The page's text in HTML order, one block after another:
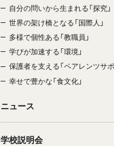
自分の問いから生まれる「探究」
世界の架け橋となる「国際人」
多様で個性ある「教職員」
学びが加速する「環境」
保護者を支える「ペアレンツサポ
幸せで豊かな「食文化」
ニュース
学校説明会